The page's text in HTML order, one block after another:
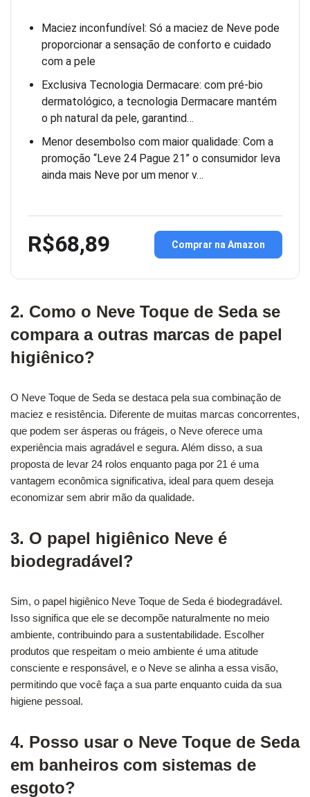
Maciez inconfundível: Só a maciez de Neve pode
proporcionar a sensação de conforto e cuidado
com a pele
Exclusiva Tecnologia Dermacare: com pré-bio
dermatológico, a tecnologia Dermacare mantém
o ph natural da pele, garantind…
Menor desembolso com maior qualidade: Com a
promoção “Leve 24 Pague 21” o consumidor leva
ainda mais Neve por um menor v…
R$68,89 Comprar na Amazon
2. Como o Neve Toque de Seda se
compara a outras marcas de papel
higiênico?
O Neve Toque de Seda se destaca pela sua combinação de
maciez e resistência. Diferente de muitas marcas concorrentes,
que podem ser ásperas ou frágeis, o Neve oferece uma
experiência mais agradável e segura. Além disso, a sua
proposta de levar 24 rolos enquanto paga por 21 é uma
vantagem econômica significativa, ideal para quem deseja
economizar sem abrir mão da qualidade.
3. O papel higiênico Neve é
biodegradável?
Sim, o papel higiênico Neve Toque de Seda é biodegradável.
Isso significa que ele se decompõe naturalmente no meio
ambiente, contribuindo para a sustentabilidade. Escolher
produtos que respeitam o meio ambiente é uma atitude
consciente e responsável, e o Neve se alinha a essa visão,
permitindo que você faça a sua parte enquanto cuida da sua
higiene pessoal.
4. Posso usar o Neve Toque de Seda
em banheiros com sistemas de
esgoto?